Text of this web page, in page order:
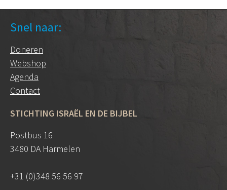
Snel naar:
Doneren
Webshop
Agenda
Contact
STICHTING ISRAËL EN DE BIJBEL
Postbus 16
3480 DA Harmelen
+31 (0)348 56 56 97